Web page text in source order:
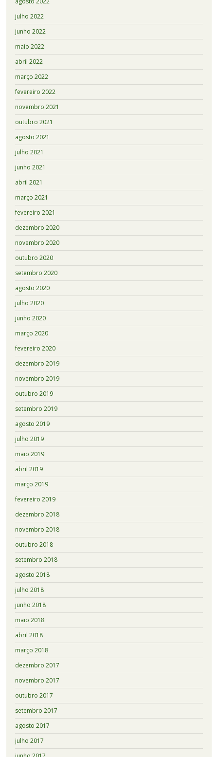
julho 2022
junho 2022
maio 2022
abril 2022
março 2022
fevereiro 2022
novembro 2021
outubro 2021
agosto 2021
julho 2021
junho 2021
abril 2021
março 2021
fevereiro 2021
dezembro 2020
novembro 2020
outubro 2020
setembro 2020
agosto 2020
julho 2020
junho 2020
março 2020
fevereiro 2020
dezembro 2019
novembro 2019
outubro 2019
setembro 2019
agosto 2019
julho 2019
maio 2019
abril 2019
março 2019
fevereiro 2019
dezembro 2018
novembro 2018
outubro 2018
setembro 2018
agosto 2018
julho 2018
junho 2018
maio 2018
abril 2018
março 2018
dezembro 2017
novembro 2017
outubro 2017
setembro 2017
agosto 2017
julho 2017